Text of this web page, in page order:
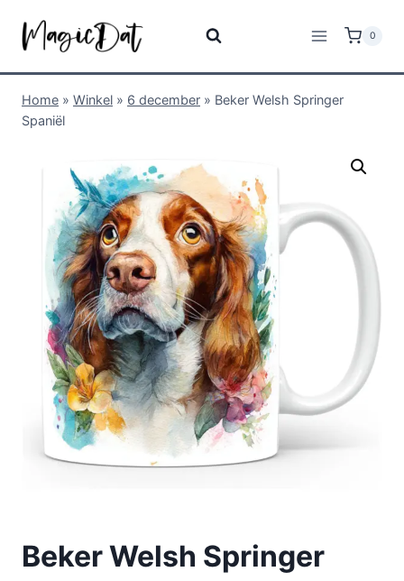
0
Home » Winkel » 6 december » Beker Welsh Springer
Spaniël
Beker Welsh Springer